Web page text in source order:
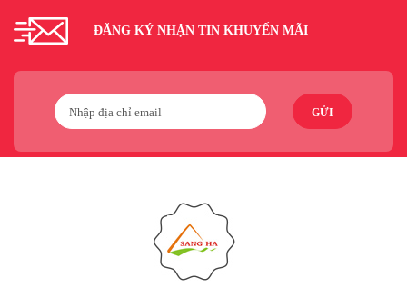
ĐĂNG KÝ NHẬN TIN KHUYẾN MÃI
GỬI